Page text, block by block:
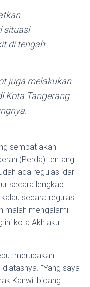
situasi
di tengah
juga melakukan
Kota Tange­rang
sempat akan
(Perda) tentang
ada regulasi dari
se­cara lengkap.
secara regulasi
malah mengalami
ini kota Akhlakul
merupakan
”Yang saya
Kanwil bidang